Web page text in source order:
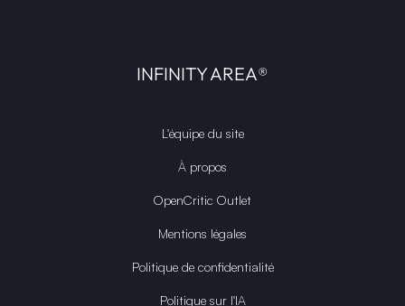
INFINITY AREA®
L'équipe du site
À propos
OpenCritic Outlet
Mentions légales
Politique de confidentialité
Politique sur l'IA